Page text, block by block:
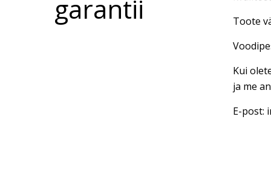
garantii
Toote
Kui
ja me
E-post: